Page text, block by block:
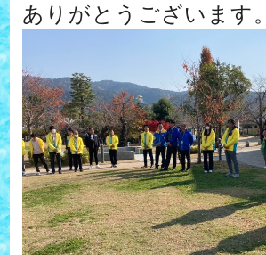
ありがとうございます。